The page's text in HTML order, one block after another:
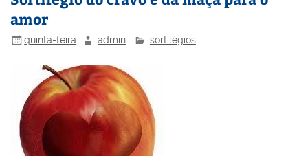
amor
quinta-feira admin sortilégios